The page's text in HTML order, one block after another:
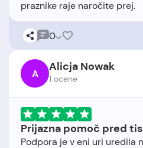
0
A Alicja Nowak
1 ocene
Prijazna pomoč pred
Podpora je v eni uri uredila